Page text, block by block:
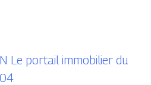
Le portail immobilier du